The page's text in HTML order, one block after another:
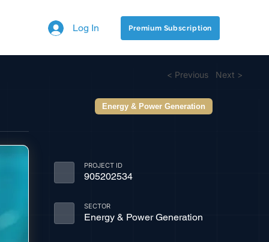
Log In Premium Subscription
< Previous Next >
Energy & Power Generation
PROJECT ID
905202534
SECTOR
Energy & Power Generation